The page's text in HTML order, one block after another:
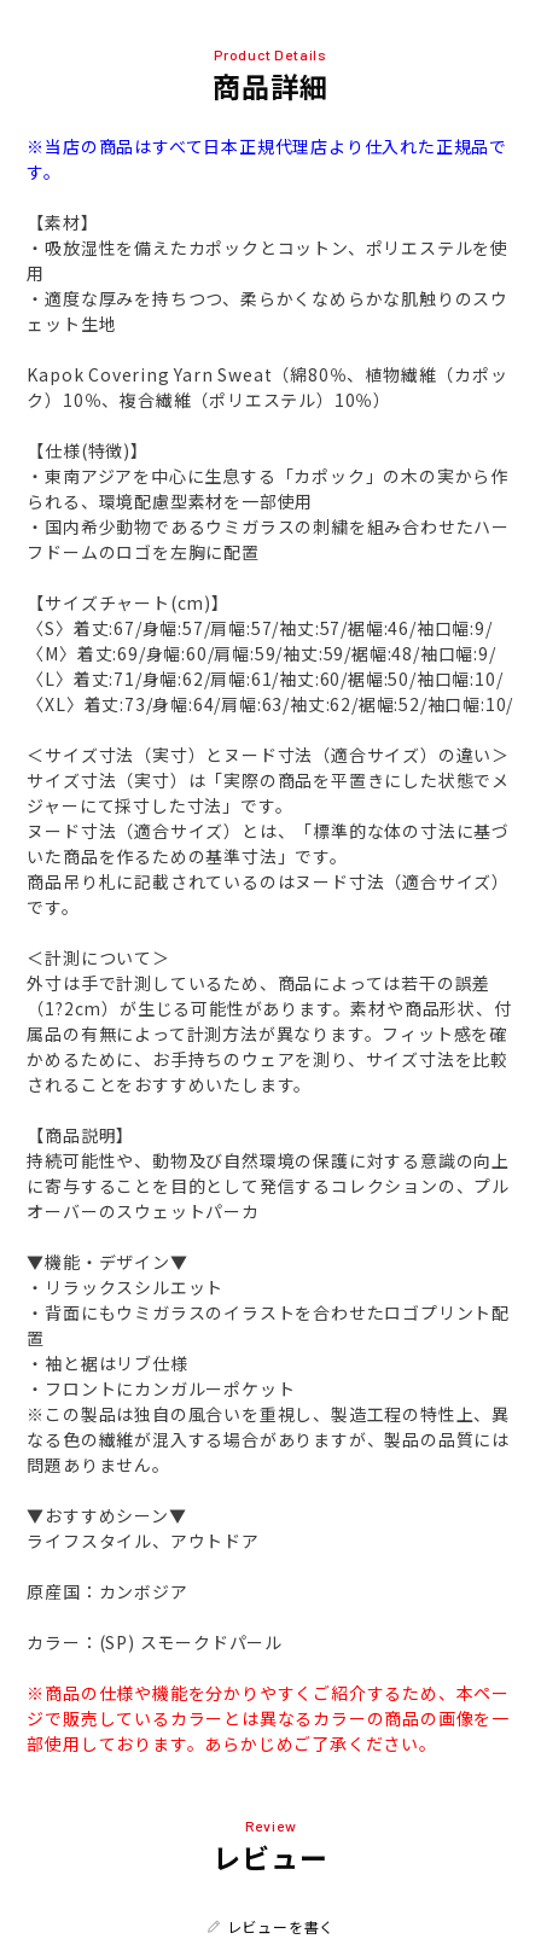
Product Details
商品詳細
※当店の商品はすべて日本正規代理店より仕入れた正規品で
す。
【素材】
・吸放湿性を備えたカポックとコットン、ポリエステルを使
用
・適度な厚みを持ちつつ、柔らかくなめらかな肌触りのスウ
ェット生地
Kapok Covering Yarn Sweat（綿80％、植物繊維（カポッ
ク）10％、複合繊維（ポリエステル）10％）
【仕様(特徴)】
・東南アジアを中心に生息する「カポック」の木の実から作
られる、環境配慮型素材を一部使用
・国内希少動物であるウミガラスの刺繍を組み合わせたハー
フドームのロゴを左胸に配置
【サイズチャート(cm)】
〈S〉着丈:67/身幅:57/肩幅:57/袖丈:57/裾幅:46/袖口幅:9/
〈M〉着丈:69/身幅:60/肩幅:59/袖丈:59/裾幅:48/袖口幅:9/
〈L〉着丈:71/身幅:62/肩幅:61/袖丈:60/裾幅:50/袖口幅:10/
〈XL〉着丈:73/身幅:64/肩幅:63/袖丈:62/裾幅:52/袖口幅:10/
＜サイズ寸法（実寸）とヌード寸法（適合サイズ）の違い＞
サイズ寸法（実寸）は「実際の商品を平置きにした状態でメ
ジャーにて採寸した寸法」です。
ヌード寸法（適合サイズ）とは、「標準的な体の寸法に基づ
いた商品を作るための基準寸法」です。
商品吊り札に記載されているのはヌード寸法（適合サイズ）
です。
＜計測について＞
外寸は手で計測しているため、商品によっては若干の誤差
（1?2cm）が生じる可能性があります。素材や商品形状、付
属品の有無によって計測方法が異なります。フィット感を確
かめるために、お手持ちのウェアを測り、サイズ寸法を比較
されることをおすすめいたします。
【商品説明】
持続可能性や、動物及び自然環境の保護に対する意識の向上
に寄与することを目的として発信するコレクションの、プル
オーバーのスウェットパーカ
▼機能・デザイン▼
・リラックスシルエット
・背面にもウミガラスのイラストを合わせたロゴプリント配
置
・袖と裾はリブ仕様
・フロントにカンガルーポケット
※この製品は独自の風合いを重視し、製造工程の特性上、異
なる色の繊維が混入する場合がありますが、製品の品質には
問題ありません。
▼おすすめシーン▼
ライフスタイル、アウトドア
原産国：カンボジア
カラー：(SP) スモークドパール
※商品の仕様や機能を分かりやすくご紹介するため、本ペー
ジで販売しているカラーとは異なるカラーの商品の画像を一
部使用しております。あらかじめご了承ください。
Review
レビュー
レビューを書く